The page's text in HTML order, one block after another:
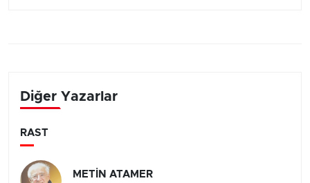
Diğer Yazarlar
RAST
METİN ATAMER